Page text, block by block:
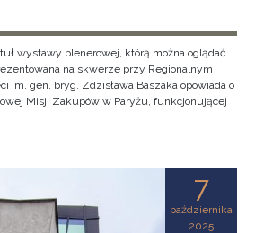
wystawy plenerowej, którą można oglądać
na skwerze przy Regionalnym
im. gen. bryg. Zdzisława Baszaka opowiada o
Misji Zakupów w Paryżu, funkcjonującej
7
października
2025